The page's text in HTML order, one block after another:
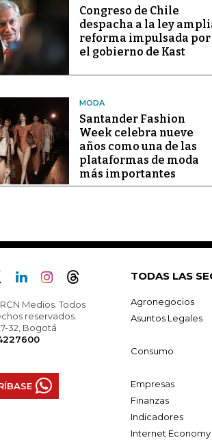
Congreso de Chile
despacha a la ley
reforma impulsada por
el gobierno de Kast
MODA
Santander Fashion
Week celebra nueve
años como una de las
plataformas de moda
más importantes
Medios. Todos
reservados.
32, Bogotá
TODAS LAS
Agronegocios
Asuntos Legales
Consumo
Empresas
Finanzas
Indicadores
Internet Economy